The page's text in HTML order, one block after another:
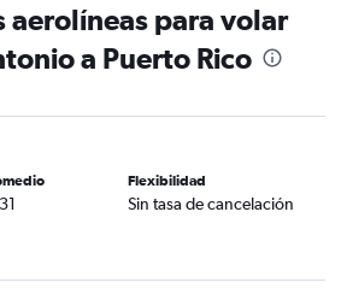
aerolíneas para volar
a Puerto Rico
Flexibilidad
Sin tasa de cancelación